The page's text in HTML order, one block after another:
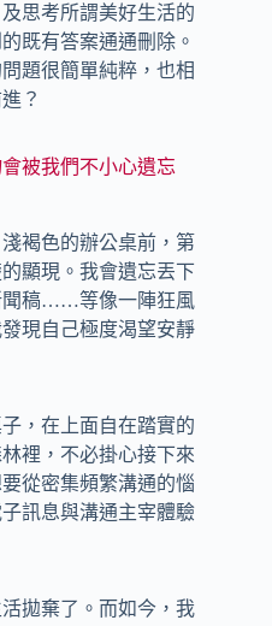
思考所謂美好生活的
既有答案通通刪除。
題很簡單純粹，也相
？
被我們不小心遺忘
褐色的辦公桌前，第
顯現。我會遺忘丟下
聞稿……等像一陣狂風
現自己極度渴望安靜
，在上面自在踏實的
裡，不必掛心接下來
從密集頻繁溝通的惱
訊息與溝通主宰體驗
拋棄了。而如今，我